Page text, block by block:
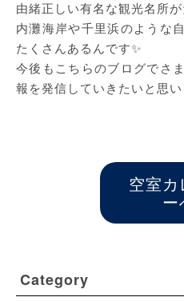
由緒正しい有名な観光名所が
内灘海岸や千里浜のような
たくさんあるんです✨
今後もこちらのブログでさ
報を発信していきたいと思
空室
ー
Category